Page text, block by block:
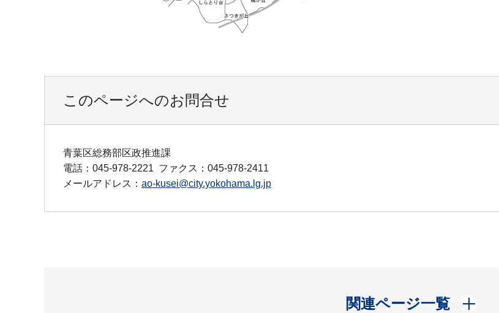
このページへのお問合せ
青葉区総務部区政推進課
電話：045-978-2221 ファクス：045-978-2411
メールアドレス： ao-kusei@city.yokohama.lg.jp
関連ページ一覧
開く